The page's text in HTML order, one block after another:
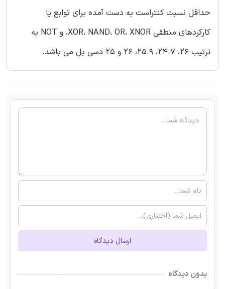
حداقل نسبت کنتراست به دست آمده برای توابع یا
کارکردهای منطقی XOR، NAND، OR، XNOR، و NOT به
ترتیب 26، 24.7، 25.9، 26 و 25 دسی بل می باشد.
ارسال دیدگاه
بدون دیدگاه